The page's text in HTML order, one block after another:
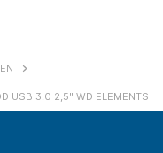
USB 3.0 2,5" WD ELEMENTS